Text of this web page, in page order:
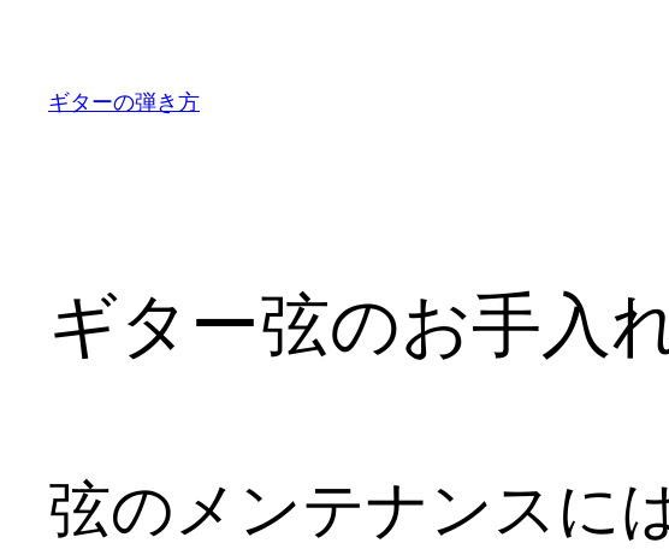
ギターの弾き方
ギター弦のお手
弦のメンテナンスに